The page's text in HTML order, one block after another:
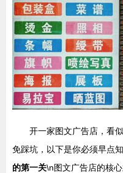
开一家图文广告店，看
免踩坑，以下是你必须早点
的第一关\n图文广告店的核